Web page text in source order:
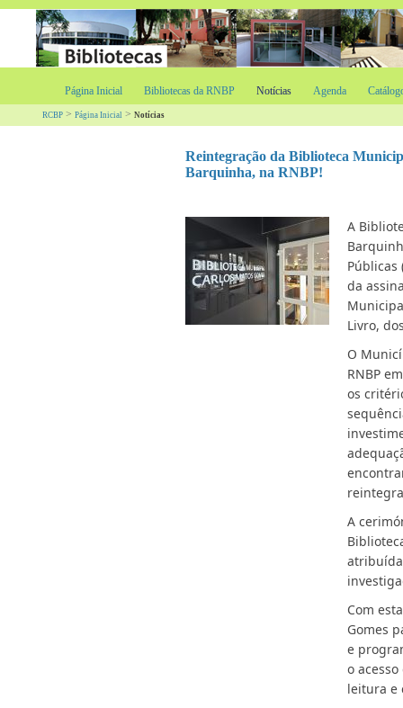
Página Inicial Bibliotecas da RNBP Notícias Agenda
RCBP > Página Inicial > Notícias
Reintegração da Biblioteca
Barquinha, na RNBP!
A
Públicas
da
Livro,
O
RNBP
os
A
Com
Gomes
e
o
leitura e